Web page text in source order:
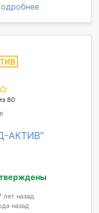
80
АКТИВ"
лет назад
назад